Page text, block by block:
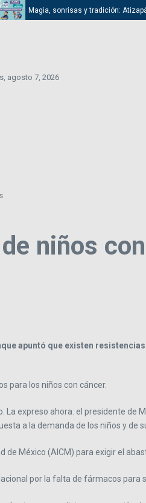
Magia, sonrisas y tradición: Atizapán
agosto 7, 2026
niños
apuntó que existen
para los niños con cáncer.
expreso ahora: el presidente de
a la demanda de los niños y de
de México (AICM) para exigir el
por la falta de fármacos para